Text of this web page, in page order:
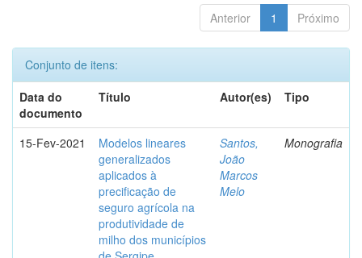
Anterior 1 Próximo
Conjunto de itens:
Data do
documento
Título Autor(es) Tipo
15-Fev-2021
Modelos lineares
generalizados
aplicados à
precificação de
seguro agrícola na
produtividade de
milho dos municípios
Santos,
João
Marcos
Melo
Monografia